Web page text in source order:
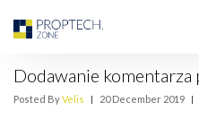
Dodawanie
Posted ByVelis | 20 December 2019 |